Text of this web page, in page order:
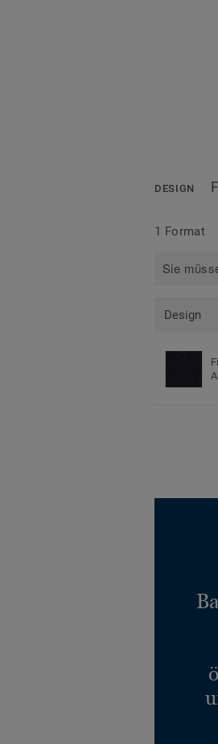
DESIGN
1 Format
Sie
Design